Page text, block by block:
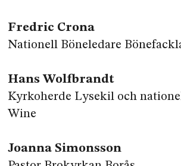
Fredric Crona
Nationell Böneledare
Hans Wolfbrandt
Kyrkoherde Lysekil och
Wine
Joanna Simonsson